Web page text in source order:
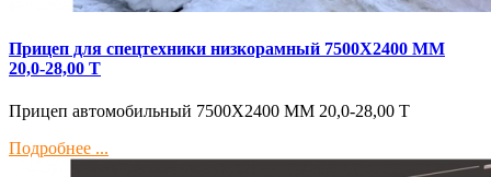
Прицеп для спецтехники низкорамный 7500Х2400 ММ
20,0-28,00 Т
Прицеп автомобильный 7500Х2400 ММ 20,0-28,00 Т
Подробнее ...